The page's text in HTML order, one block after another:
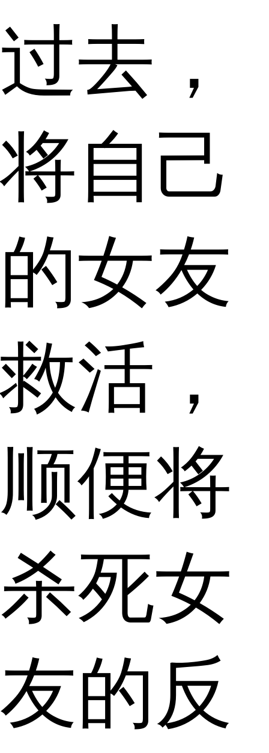
过去，
将自己
的女友
救活，
顺便将
杀死女
友的反